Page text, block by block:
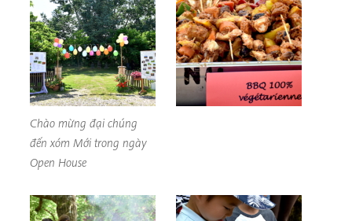
Chào mừng đại chúng
đến xóm Mới trong ngày
Open House